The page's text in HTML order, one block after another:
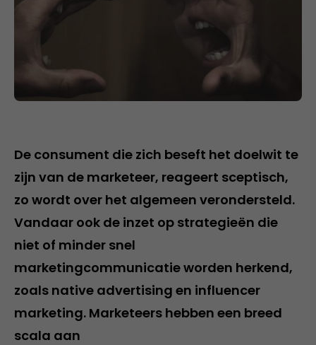
De consument die zich beseft het doelwit te
zijn van de marketeer, reageert sceptisch,
zo wordt over het algemeen verondersteld.
Vandaar ook de inzet op strategieën die
niet of minder snel
marketingcommunicatie worden herkend,
zoals native advertising en influencer
marketing. Marketeers hebben een breed
scala aan